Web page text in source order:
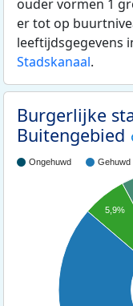
ouder vormen 1
er tot op
leeftijdsgegevens
Stadskanaal.
Burgerlijke
Buitengebied
Ongehuwd Gehuwd
5,9%